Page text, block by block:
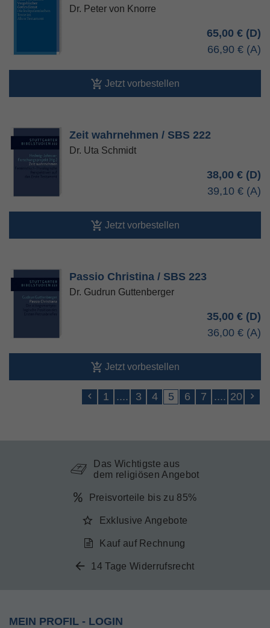
Dr. Peter von Knorre
65,00 €
66,90 €
Jetzt vorbestellen
Zeit wahrnehmen / SBS 222
Dr. Uta Schmidt
38,00 €
39,10 €
Jetzt vorbestellen
Passio Christina / SBS 223
Dr. Gudrun Guttenberger
35,00 €
36,00 €
Jetzt vorbestellen
1 .... 3 4 5 6 7 .... 20
Das Wichtigste aus
dem religiösen Angebot
Preisvorteile bis zu 85%
Exklusive Angebote
Kauf auf Rechnung
14 Tage Widerrufsrecht
MEIN PROFIL - LOGIN